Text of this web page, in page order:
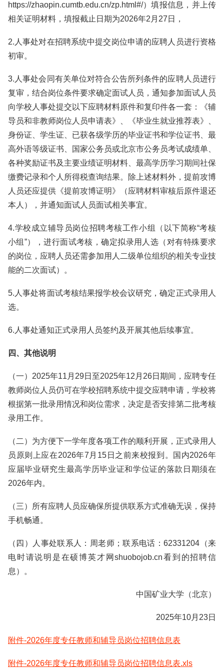
https://zhaopin.cumtb.edu.cn/zp.html#/）填报信息，并上传
相关证明材料，填报截止日期为2026年2月27日，
2.人事处对在招聘系统中提交岗位申请的应聘人员进行资格
初审。
3.人事处会同有关单位对符合公告所列条件的应聘人员进行
复审，结合岗位条件要求确定面试人员，通知参加面试人员
向学校人事处提交以下应聘材料原件和复印件各一套：《辅
导员和非教师岗位人员申请表》、《毕业生就业推荐表》、
身份证、学生证、已获各级学历的毕业证书和学位证书、最
高外语等级证书、国家公务员或北京市公务员考试成绩单、
各种奖励证书及主要业绩证明材料、最高学历学习期间社保
缴费记录和个人所得税查询结果。除上述材料外，提前攻博
人员还应提供《提前攻博证明》（应聘材料审核后原件退还
本人），并通知面试人员面试相关事宜。
4.学校成立辅导员岗位招聘考核工作小组（以下简称“考核
小组”），进行面试考核，确定拟录用人选（对有特殊要求
的岗位，应聘人员还需参加用人二级单位组织的相关专业技
能的二次面试）。
5.人事处将面试考核结果报学校会议研究，确定正式录用人
选。
6.人事处通知正式录用人员签约及开展其他后续事宜。
四、其他说明
（一）2025年11月29日至2025年12月26日期间，应聘专任
教师岗位人员仍可在学校招聘系统中提交应聘申请，学校将
根据第一批录用情况和岗位需求，决定是否安排第二批考核
录用工作。
（二）为方便下一学年度各项工作的顺利开展，正式录用人
员原则上应在2026年7月15日之前来校报到。国内2026年
应届毕业研究生最高学历毕业证和学位证的落款日期须在
2026年内。
（三）所有应聘人员应确保所提供联系方式准确无误，保持
手机畅通。
（四）人事处联系人：周老师；联系电话：62331204（来
电时请说明是在硕博英才网shuobojob.cn看到的招聘信
息）。
中国矿业大学（北京）
2025年10月23日
附件-2026年度专任教师和辅导员岗位招聘信息表
附件-2026年度专任教师和辅导员岗位招聘信息表.xls